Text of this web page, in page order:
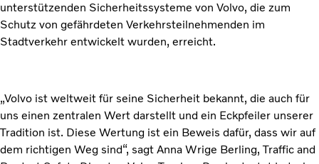
unterstützenden Sicherheitssysteme von Volvo, die zum
Schutz von gefährdeten Verkehrsteilnehmenden im
Stadtverkehr entwickelt wurden, erreicht.
„Volvo ist weltweit für seine Sicherheit bekannt, die auch für
uns einen zentralen Wert darstellt und ein Eckpfeiler unserer
Tradition ist. Diese Wertung ist ein Beweis dafür, dass wir auf
dem richtigen Weg sind“, sagt Anna Wrige Berling, Traffic and